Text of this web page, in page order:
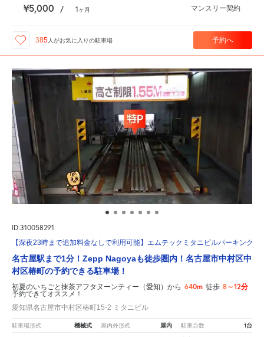
¥5,000 / 1ヶ月 マンスリー契約
385 人がお気に入りの駐車場 予約へ
ID:310058291
【深夜23時まで追加料金なしで利用可能】エムテックミタニビルパーキング
名古屋駅まで1分！Zepp Nagoyaも徒歩圏内！名古屋市中村区中
村区椿町の予約できる駐車場！
初夏のいちごと抹茶アフタヌーンティー（愛知）から 640m 徒歩 8～12分
予約できてオススメ！
愛知県名古屋市中村区椿町15-2 ミタニビル
駐車場形式 機械式 屋内外形式 屋内 駐車台数 1台